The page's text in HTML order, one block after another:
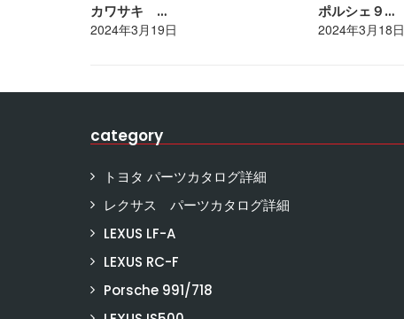
カワサキ …
2024年3月19日
ポルシェ９…
2024年3月18日
category
トヨタ パーツカタログ詳細
レクサス パーツカタログ詳細
LEXUS LF-A
LEXUS RC-F
Porsche 991/718